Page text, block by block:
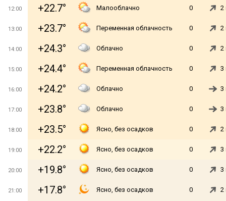
12:00 +22.7° Малооблачно 0 2
13:00 +23.7° Переменная облачность 0 2
14:00 +24.3° Облачно 0 2
15:00 +24.4° Переменная облачность 0 3
16:00 +24.2° Облачно 0 3
17:00 +23.8° Облачно 0 3
18:00 +23.5° Ясно, без осадков 0 2
19:00 +22.2° Ясно, без осадков 0 3
20:00 +19.8° Ясно, без осадков 0 3
21:00 +17.8° Ясно, без осадков 0 2